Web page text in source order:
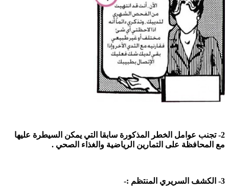
2- تجنب عوامل الخطر المذكورة
سابقا التي يمكن السيطرة عليها
مع المحافظة على التمارين الرياضية والغذاء الصحي .
3- الكشف السريري المنتظم :-